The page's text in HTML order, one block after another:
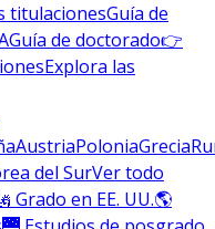
titulacionesGuía de
Guía de doctorado👉
Explora las
AustriaPoloniaGrecia
del SurVer todo
Grado en EE. UU.🌎